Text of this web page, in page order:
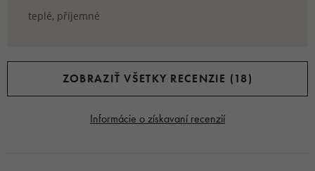
teplé, příjemné
ZOBRAZIŤ VŠETKY RECENZIE (18)
Informácie o získavaní recenzií